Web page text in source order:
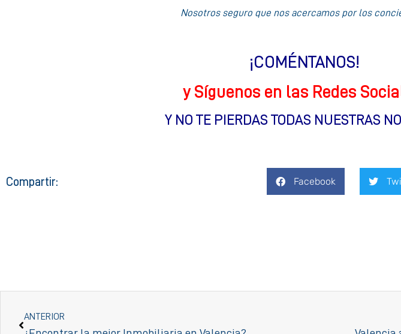
Nosotros seguro que nos acercamos por los
¡COMÉNTANOS!
y Síguenos en las Redes
Y NO TE PIERDAS TODAS NUESTRAS
Compartir: Facebook
ANTERIOR